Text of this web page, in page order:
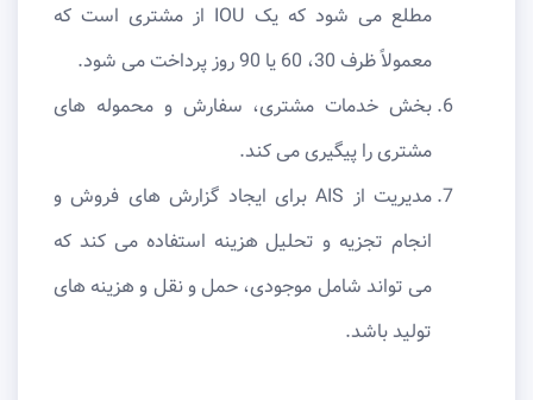
مطلع می شود که یک IOU از مشتری است که
معمولاً ظرف 30، 60 یا 90 روز پرداخت می شود.
بخش خدمات مشتری، سفارش و محموله های
مشتری را پیگیری می کند.
مدیریت از AIS برای ایجاد گزارش های فروش و
انجام تجزیه و تحلیل هزینه استفاده می کند که
می تواند شامل موجودی، حمل و نقل و هزینه های
تولید باشد.